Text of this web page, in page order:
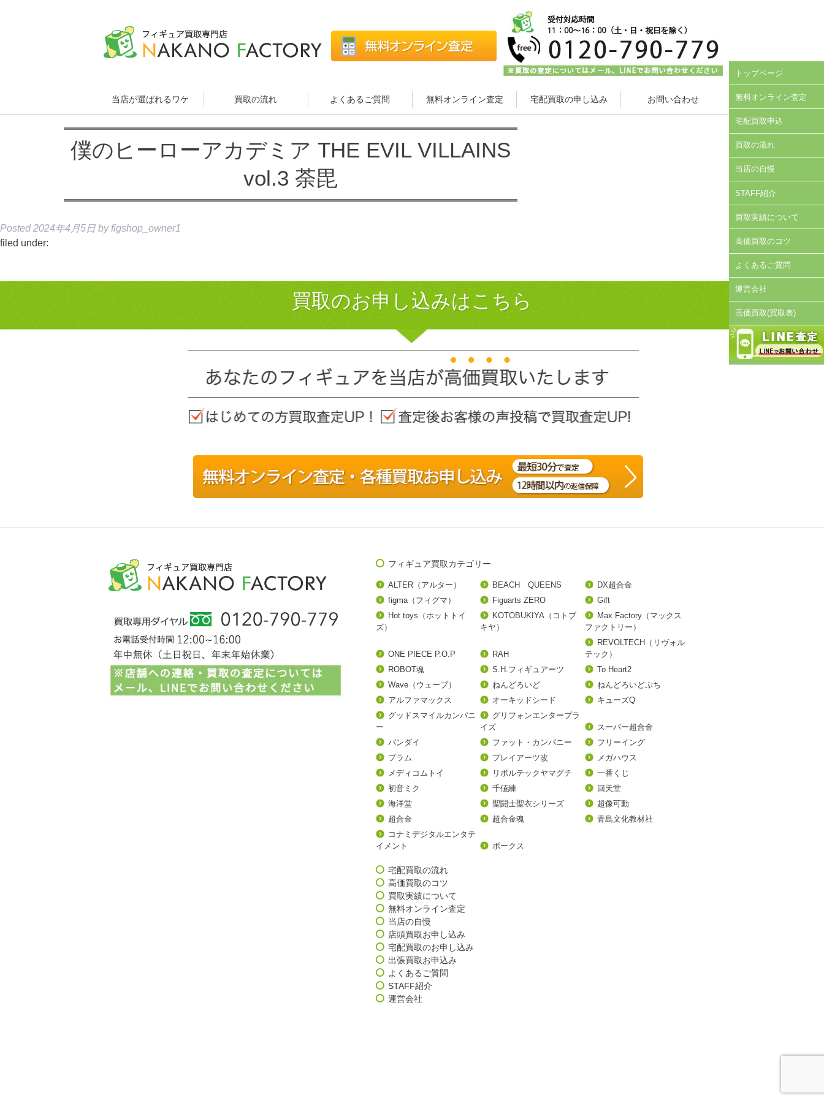
当店が選ばれるワケ 買取の流れ よくあるご質問 無料オンライン査定 宅配買取の申し込み お問い合わせ
僕のヒーローアカデミア THE EVIL VILLAINS
vol.3 荼毘
Posted 2024年4月5日 by figshop_owner1
filed under:
トップページ
無料オンライン査定
宅配買取申込
買取の流れ
当店の自慢
STAFF紹介
買取実績について
高価買取のコツ
よくあるご質問
運営会社
高価買取(買取表)
買取のお申し込みはこちら
フィギュア買取カテゴリー
ALTER（アルター） BEACH QUEENS
DX超合金
figma（フィグマ）
Figuarts ZERO
Gift
Hot toys（ホットトイ
ズ）
KOTOBUKIYA（コトブ
キヤ）
Max Factory（マックス
ファクトリー）
ONE PIECE P.O.P RAH
REVOLTECH（リヴォル
テック）
ROBOT魂
S.H.フィギュアーツ
To Heart2
Wave（ウェーブ）
ねんどろいど
ねんどろいどぷち
アルファマックス
オーキッドシード
キューズQ
グッドスマイルカンパニ
ー
グリフォンエンタープラ
イズ
スーパー超合金
バンダイ
ファット・カンパニー
フリーイング
プラム
プレイアーツ改
メガハウス
メディコムトイ
リボルテックヤマグチ
一番くじ
初音ミク
千値練
回天堂
海洋堂
聖闘士聖衣シリーズ
超像可動
超合金
超合金魂
青島文化教材社
コナミデジタルエンタテ
イメント
ボークス
宅配買取の流れ
高価買取のコツ
買取実績について
無料オンライン査定
当店の自慢
店頭買取お申し込み
宅配買取のお申し込み
出張買取お申込み
よくあるご質問
STAFF紹介
運営会社